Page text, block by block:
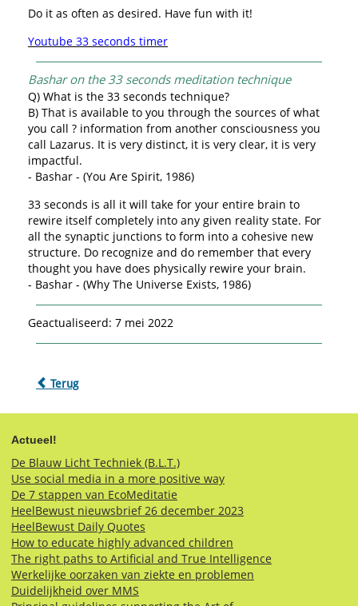
Do it as often as desired. Have fun with it!
Youtube 33 seconds timer
Bashar on the 33 seconds meditation technique
Q) What is the 33 seconds technique?
B) That is available to you through the sources of what
you call ? information from another consciousness you
call Lazarus. It is very distinct, it is very clear, it is very
impactful.
- Bashar - (You Are Spirit, 1986)
33 seconds is all it will take for your entire brain to
rewire itself completely into any given reality state. For
all the synaptic junctions to form into a cohesive new
structure. Do recognize and do remember that every
thought you have does physically rewire your brain.
- Bashar - (Why The Universe Exists, 1986)
Geactualiseerd: 7 mei 2022
Terug
Actueel!
De Blauw Licht Techniek (B.L.T.)
Use social media in a more positive way
De 7 stappen van EcoMeditatie
HeelBewust nieuwsbrief 26 december 2023
HeelBewust Daily Quotes
How to educate highly advanced children
The right paths to Artificial and True Intelligence
Werkelijke oorzaken van ziekte en problemen
Duidelijkheid over MMS